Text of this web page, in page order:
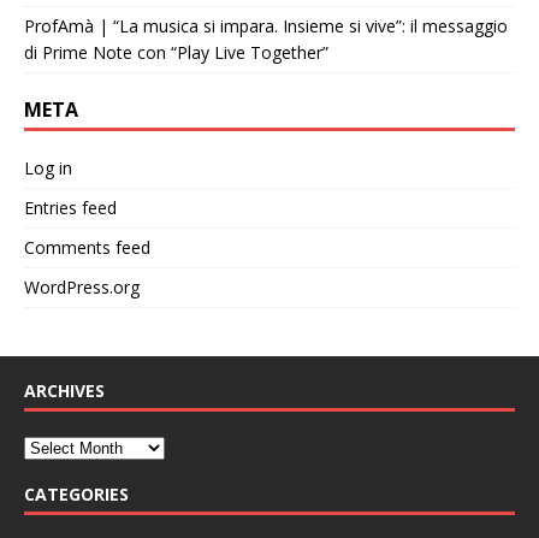
ProfAmà | “La musica si impara. Insieme si vive”: il messaggio
di Prime Note con “Play Live Together”
META
Log in
Entries feed
Comments feed
WordPress.org
ARCHIVES
CATEGORIES